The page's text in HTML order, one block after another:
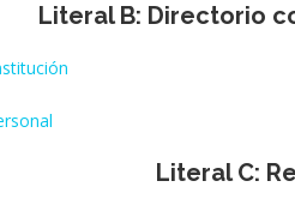
Literal B: Directorio
Literal C: